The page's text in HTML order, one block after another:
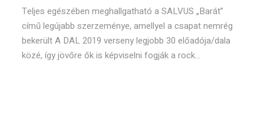
Teljes egészében meghallgatható a SALVUS „Barát”
című legújabb szerzeménye, amellyel a csapat nemrég
bekerült A DAL 2019 verseny legjobb 30 előadója/dala
közé, így jövőre ők is képviselni fogják a rock...